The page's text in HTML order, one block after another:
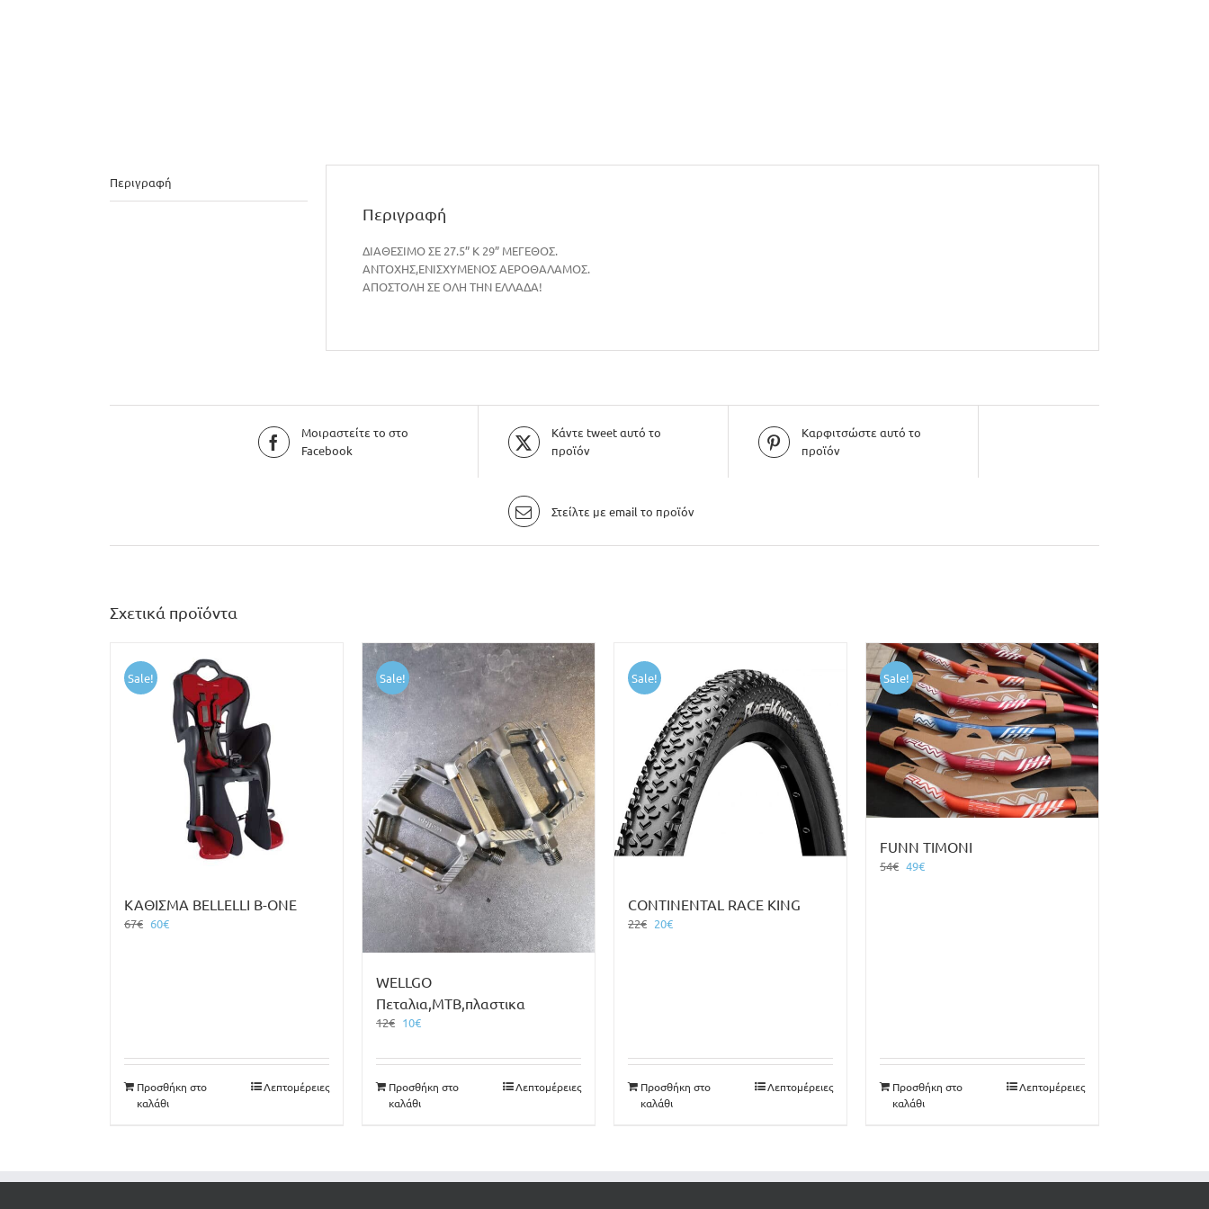
Περιγραφή
Περιγραφή
ΔΙΑΘΕΣΙΜΟ ΣΕ 27.5” Κ 29” ΜΕΓΕΘΟΣ.
ΑΝΤΟΧΗΣ,ΕΝΙΣΧΥΜΕΝΟΣ ΑΕΡΟΘΑΛΑΜΟΣ.
ΑΠΟΣΤΟΛΗ ΣΕ ΟΛΗ ΤΗΝ ΕΛΛΑΔΑ!
Μοιραστείτε το στο
Facebook
Κάντε tweet αυτό το
προϊόν
Καρφιτσώστε αυτό το
προϊόν
Στείλτε με email το προϊόν
Σχετικά προϊόντα
Sale!
ΚΑΘΙΣΜΑ BELLELLI B-ONE
67€ Original
60€Η
Προσθήκη στο
καλάθι
Λεπτομέρειες
Sale!
WELLGO
Πεταλια,MTB,πλαστικα
12€ Original
was:
10€Η
τιμή
10€.
Προσθήκη στο
καλάθι
Λεπτομέρειες
Sale!
CONTINENTAL RACE KING
22€ Original
20€Η
Προσθήκη στο
καλάθι
Λεπτομέρειες
Sale!
FUNN ΤΙΜΟΝΙ
54€ Original
49€Η
Προσθήκη στο
καλάθι
Λεπτομέρειες